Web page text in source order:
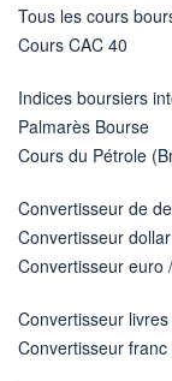
Tous les cours
Cours CAC 40
Indices boursiers
Palmarès Bourse
Cours du Pétrole
Convertisseur de
Convertisseur
Convertisseur euro
Convertisseur
Convertisseur